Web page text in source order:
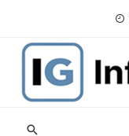
content